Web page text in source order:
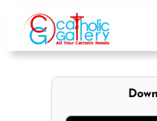
content